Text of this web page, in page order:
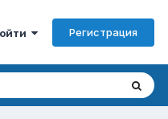
Регистрация